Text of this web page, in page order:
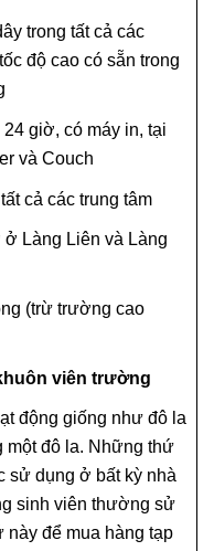
trong tất cả các
độ cao có sẵn trong
giờ, có máy in, tại
và Couch
cả các trung tâm
Làng Liên và Làng
(trừ trường cao
viên trường
động giống như đô la
một đô la. Những thứ
sử dụng ở bất kỳ nhà
sinh viên thường sử
này để mua hàng tạp